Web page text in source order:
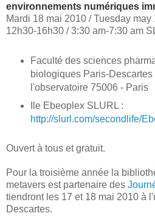
environnements numériques
Mardi 18 mai 2010 / Tuesday may
12h30-16h30 / 3:30 am-7:30 am
Faculté des sciences
biologiques Paris-
l'observatoire 75006 - Paris
Ile Ebeoplex SLURL :
http://slurl.com/secondlife/
Ouvert à tous et gratuit.
Pour la troisième année la
metavers est partenaire des
tiendront les 17 et 18 mai 2010 à
Descartes.